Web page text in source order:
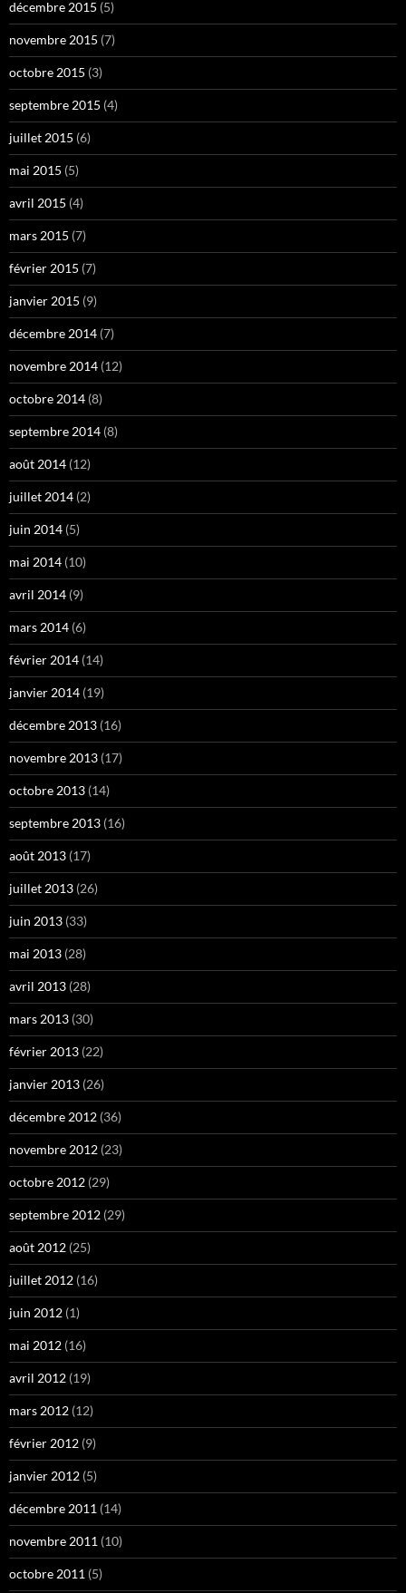
décembre 2015 (5)
novembre 2015 (7)
octobre 2015 (3)
septembre 2015 (4)
juillet 2015 (6)
mai 2015 (5)
avril 2015 (4)
mars 2015 (7)
février 2015 (7)
janvier 2015 (9)
décembre 2014 (7)
novembre 2014 (12)
octobre 2014 (8)
septembre 2014 (8)
août 2014 (12)
juillet 2014 (2)
juin 2014 (5)
mai 2014 (10)
avril 2014 (9)
mars 2014 (6)
février 2014 (14)
janvier 2014 (19)
décembre 2013 (16)
novembre 2013 (17)
octobre 2013 (14)
septembre 2013 (16)
août 2013 (17)
juillet 2013 (26)
juin 2013 (33)
mai 2013 (28)
avril 2013 (28)
mars 2013 (30)
février 2013 (22)
janvier 2013 (26)
décembre 2012 (36)
novembre 2012 (23)
octobre 2012 (29)
septembre 2012 (29)
août 2012 (25)
juillet 2012 (16)
juin 2012 (1)
mai 2012 (16)
avril 2012 (19)
mars 2012 (12)
février 2012 (9)
janvier 2012 (5)
décembre 2011 (14)
novembre 2011 (10)
octobre 2011 (5)